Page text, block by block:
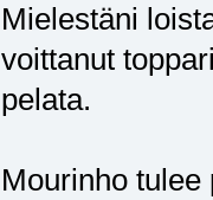
Mielestäni
voittanut
pelata.
Mourinho